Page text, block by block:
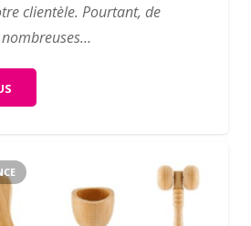
clientèle. Pourtant, de
nombreuses…